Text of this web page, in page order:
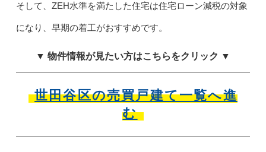
そして、ZEH水準を満たした住宅は住宅ローン減税の対象
になり、早期の着工がおすすめです。
▼ 物件情報が見たい方はこちらをクリック ▼
世田谷区の売買戸建て一覧へ進
む